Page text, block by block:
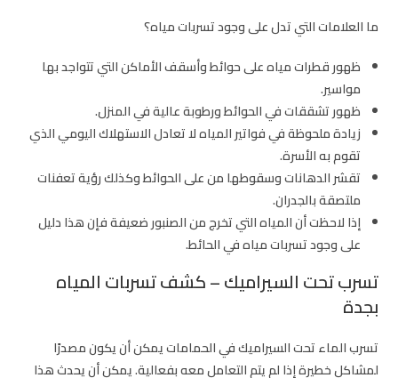
ما العلامات التي تدل على وجود تسربات مياه؟
ظهور قطرات مياه على حوائط وأسقف الأماكن التي تتواجد بها
مواسير.
ظهور تشققات في الحوائط ورطوبة عالية في المنزل.
زيادة ملحوظة في فواتير المياه لا تعادل الاستهلاك اليومي الذي
تقوم به الأسرة.
تقشر الدهانات وسقوطها من على الحوائط وكذلك رؤية تعفنات
ملتصقة بالجدران.
إذا لاحظت أن المياه التي تخرج من الصنبور ضعيفة فإن هذا دليل
على وجود تسربات مياه في الحائط.
تسرب تحت السيراميك – كشف تسربات المياه
بجدة
تسرب الماء تحت السيراميك في الحمامات يمكن أن يكون مصدرًا
لمشاكل خطيرة إذا لم يتم التعامل معه بفعالية. يمكن أن يحدث هذا